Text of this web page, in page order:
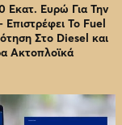
Εκατ. Ευρώ Για Την
Επιστρέφει Το Fuel
Στο Diesel και
Ακτοπλοϊκά